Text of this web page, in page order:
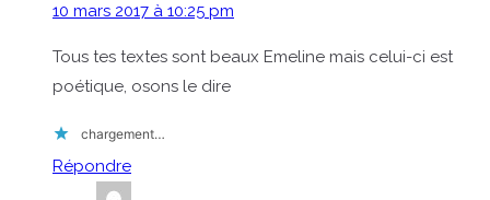
10 mars 2017 à 10:25 pm
Tous tes textes sont beaux Emeline mais celui-ci est
poétique, osons le dire
chargement…
Répondre